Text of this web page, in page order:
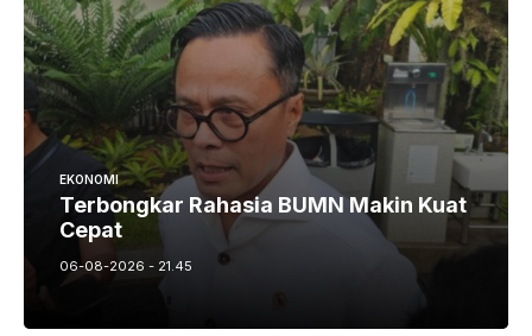
EKONOMI
Terbongkar Rahasia BUMN Makin Kuat
Cepat
06-08-2026 - 21.45